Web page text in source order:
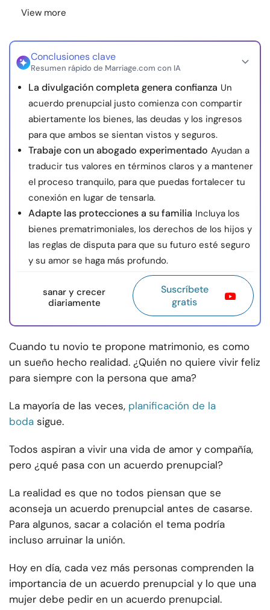
View more
Conclusiones clave
Resumen rápido de Marriage.com con IA
La divulgación completa genera confianza Un
acuerdo prenupcial justo comienza con compartir
abiertamente los bienes, las deudas y los ingresos
para que ambos se sientan vistos y seguros.
Trabaje con un abogado experimentado Ayudan a
traducir tus valores en términos claros y a mantener
el proceso tranquilo, para que puedas fortalecer tu
conexión en lugar de tensarla.
Adapte las protecciones a su familia Incluya los
bienes prematrimoniales, los derechos de los hijos y
las reglas de disputa para que su futuro esté seguro
y su amor se haga más profundo.
sanar y crecer
diariamente
Suscríbete
gratis
Cuando tu novio te propone matrimonio, es como
un sueño hecho realidad. ¿Quién no quiere vivir feliz
para siempre con la persona que ama?
La mayoría de las veces, planificación de la
boda sigue.
Todos aspiran a vivir una vida de amor y compañía,
pero ¿qué pasa con un acuerdo prenupcial?
La realidad es que no todos piensan que se
aconseja un acuerdo prenupcial antes de casarse.
Para algunos, sacar a colación el tema podría
incluso arruinar la unión.
Hoy en día, cada vez más personas comprenden la
importancia de un acuerdo prenupcial y lo que una
mujer debe pedir en un acuerdo prenupcial.